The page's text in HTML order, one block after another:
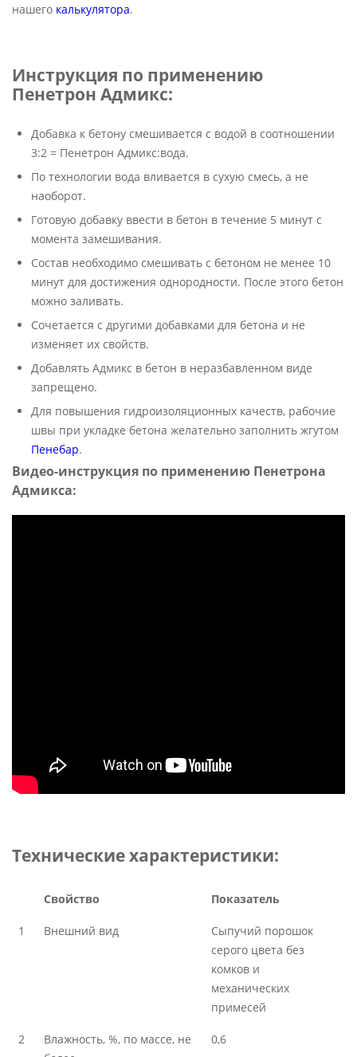
нашего калькулятора.
Инструкция по применению
Пенетрон Адмикс:
Добавка к бетону смешивается с водой в соотношении
3:2 = Пенетрон Адмикс:вода.
По технологии вода вливается в сухую смесь, а не
наоборот.
Готовую добавку ввести в бетон в течение 5 минут с
момента замешивания.
Состав необходимо смешивать с бетоном не менее 10
минут для достижения однородности. После этого бетон
можно заливать.
Сочетается с другими добавками для бетона и не
изменяет их свойств.
Добавлять Адмикс в бетон в неразбавленном виде
запрещено.
Для повышения гидроизоляционных качеств, рабочие
швы при укладке бетона желательно заполнить жгутом
Пенебар.
Видео-инструкция по применению Пенетрона
Адмикса:
Технические характеристики:
Свойство Показатель
1 Внешний вид
Сыпучий порошок
серого цвета без
комков и
механических
примесей
2
Влажность, %, по массе, не
0,6